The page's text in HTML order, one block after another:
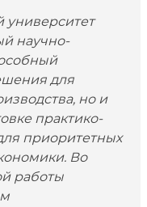
университет
научно-
для
но и
практико-
приоритетных
Во
работы